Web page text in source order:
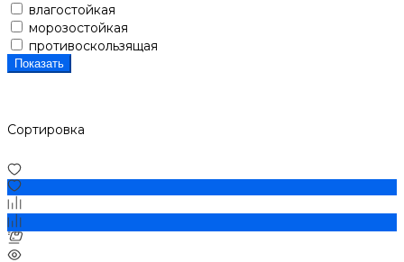
влагостойкая
морозостойкая
противоскользящая
Показать
Сортировка